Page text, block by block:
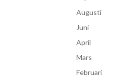
Augusti
Juni
April
Mars
Februari